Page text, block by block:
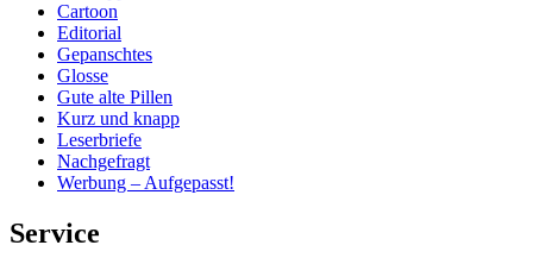
Cartoon
Editorial
Gepanschtes
Glosse
Gute alte Pillen
Kurz und knapp
Leserbriefe
Nachgefragt
Werbung – Aufgepasst!
Service